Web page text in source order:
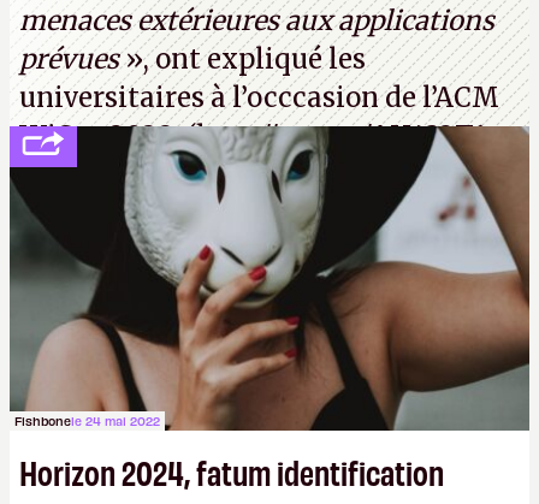
menaces extérieures aux applications
prévues», ont expliqué les
universitaires à l’occcasion de l’ACM
WiSec 2022. (http://cpc.cx/AH432T1
(PDF) - Crédit photo : Pexels - Tyler
Lastovich)
Fishbonele 24 mai 2022
Horizon 2024, fatum identification